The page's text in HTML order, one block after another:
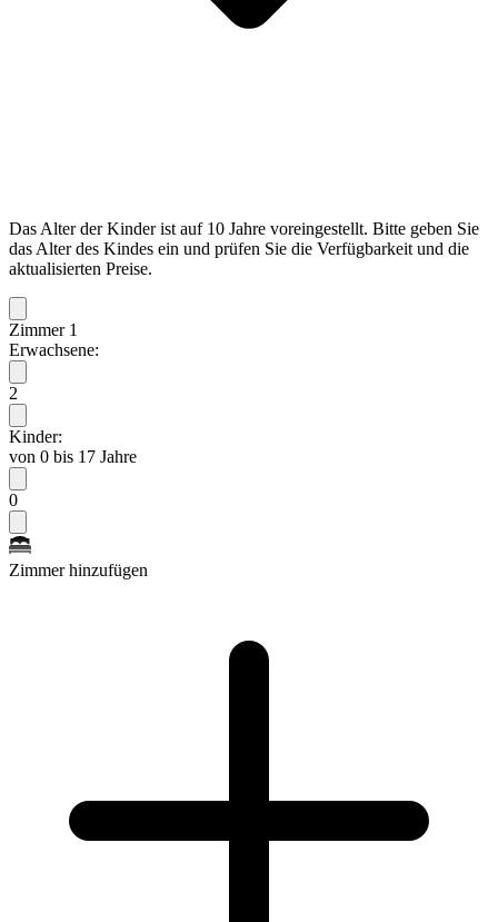
Das Alter der Kinder ist auf 10 Jahre voreingestellt. Bitte geben Sie
das Alter des Kindes ein und prüfen Sie die Verfügbarkeit und die
aktualisierten Preise.
Zimmer 1
Erwachsene:
2
Kinder:
von 0 bis 17 Jahre
0
Zimmer hinzufügen